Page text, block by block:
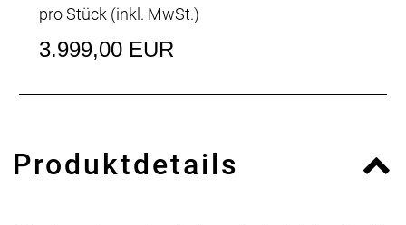
pro Stück (inkl. MwSt.)
3.999,00 EUR
Produktdetails